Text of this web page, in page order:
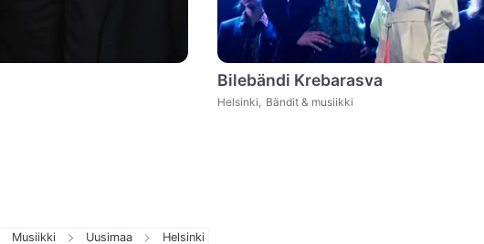
Bilebändi Krebarasva
Helsinki Bändit & musiikki
Musiikki Uusimaa Helsinki